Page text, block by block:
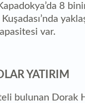
8
var.
YATIRIM
bulunan Dorak